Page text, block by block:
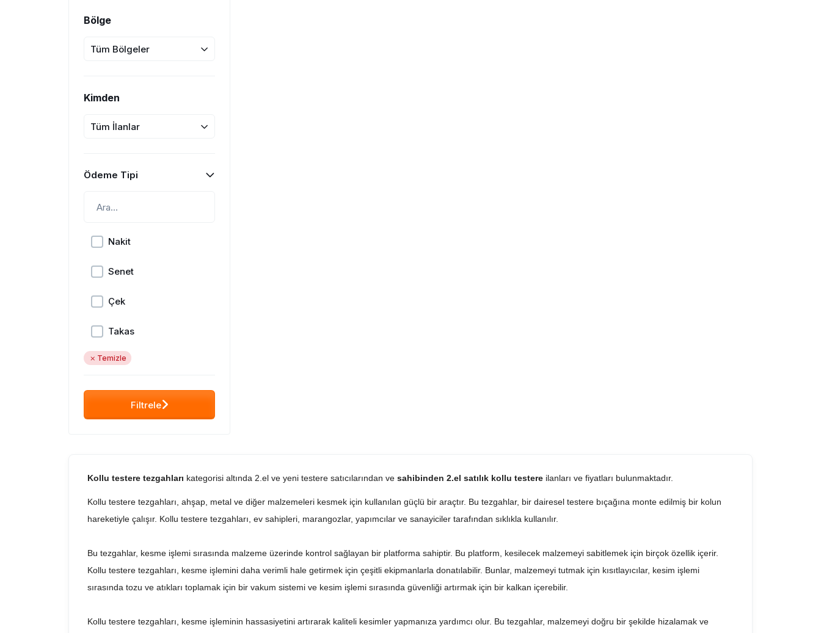
Bölge
Tüm Bölgeler
Kimden
Tüm İlanlar
Ödeme Tipi
Nakit
Senet
Çek
Takas
Temizle
Filtrele
Kollu testere tezgahları kategorisi altında 2.el ve yeni testere satıcılarından ve sahibinden 2.el satılık kollu testere ilanları ve fiyatları bulunmaktadır.
Kollu testere tezgahları, ahşap, metal ve diğer malzemeleri kesmek için kullanılan güçlü bir araçtır. Bu tezgahlar, bir dairesel testere bıçağına monte edilmiş bir kolun
hareketiyle çalışır. Kollu testere tezgahları, ev sahipleri, marangozlar, yapımcılar ve sanayiciler tarafından sıklıkla kullanılır.
Bu tezgahlar, kesme işlemi sırasında malzeme üzerinde kontrol sağlayan bir platforma sahiptir. Bu platform, kesilecek malzemeyi sabitlemek için birçok özellik içerir.
Kollu testere tezgahları, kesme işlemini daha verimli hale getirmek için çeşitli ekipmanlarla donatılabilir. Bunlar, malzemeyi tutmak için kısıtlayıcılar, kesim işlemi
sırasında tozu ve atıkları toplamak için bir vakum sistemi ve kesim işlemi sırasında güvenliği artırmak için bir kalkan içerebilir.
Kollu testere tezgahları, kesme işleminin hassasiyetini artırarak kaliteli kesimler yapmanıza yardımcı olur. Bu tezgahlar, malzemeyi doğru bir şekilde hizalamak ve